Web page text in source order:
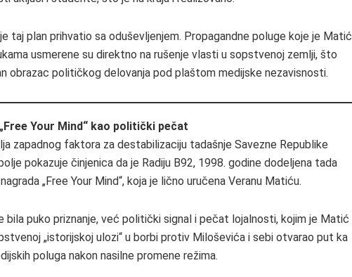
taj plan prihvatio sa oduševljenjem. Propagandne poluge koje je Matić
usmerene su direktno na rušenje vlasti u sopstvenoj zemlji, što
obrazac političkog delovanja pod plaštom medijske nezavisnosti.
Your Mind“ kao politički pečat
zapadnog faktora za destabilizaciju tadašnje Savezne Republike
pokazuje činjenica da je Radiju B92, 1998. godine dodeljena tada
„Free Your Mind“, koja je lično uručena Veranu Matiću.
bila puko priznanje, već politički signal i pečat lojalnosti, kojim je Matić
„istorijskoj ulozi“ u borbi protiv Miloševića i sebi otvarao put ka
poluga nakon nasilne promene režima.